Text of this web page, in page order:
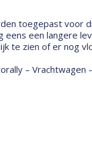
toegepast voor
een langere
te zien of er nog
–